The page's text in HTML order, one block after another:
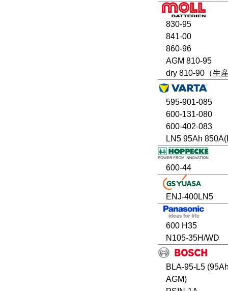
830-95
841-00
860-96
AGM 810-95
dry 810-90（生
595-901-085
600-131-080
600-402-083
LN5 95Ah
600-44
ENJ-400LN5
600 H35
N105-35H/WD
BLA-95-L5
AGM)